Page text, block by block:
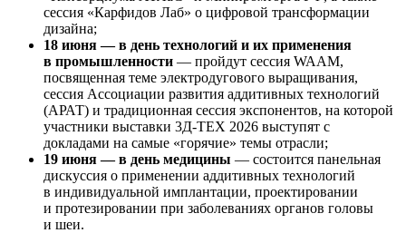
сессия «Карфидов Лаб» о цифровой трансформации
дизайна;
18 июня — в день технологий и их применения
в промышленности — пройдут сессия WAAM,
посвященная теме электродугового выращивания,
сессия Ассоциации развития аддитивных технологий
(АРАТ) и традиционная сессия экспонентов, на которой
участники выставки 3Д-ТЕХ 2026 выступят с
докладами на самые «горячие» темы отрасли;
19 июня — в день медицины — состоится панельная
дискуссия о применении аддитивных технологий
в индивидуальной имплантации, проектировании
и протезировании при заболеваниях органов головы
и шеи.